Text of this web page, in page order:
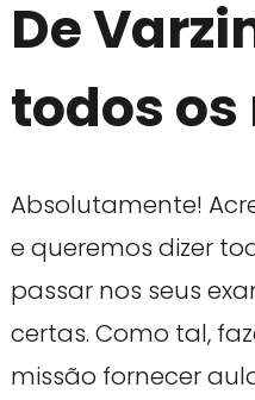
De
todos
Absolutamente!
e queremos dizer
passar nos seus
certas. Como tal,
missão fornecer